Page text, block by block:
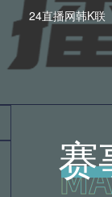
24直播网韩K联
24直播网意甲
直播网亚洲杯
24
赛